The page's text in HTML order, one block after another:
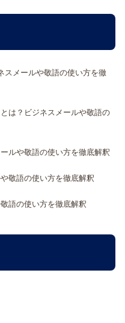
スメールや敬語の使い方を徹
は？ビジネスメールや敬語の
ルや敬語の使い方を徹底解釈
敬語の使い方を徹底解釈
語の使い方を徹底解釈